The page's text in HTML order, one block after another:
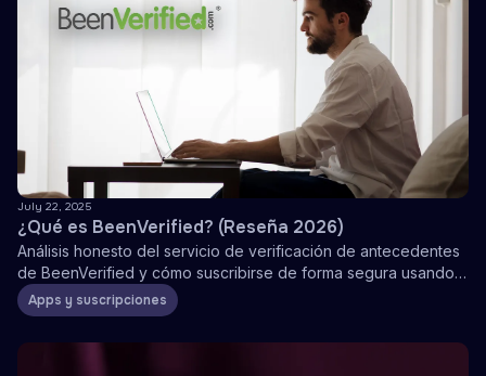
July 22, 2025
¿Qué es BeenVerified? (Reseña 2026)
Análisis honesto del servicio de verificación de antecedentes
de BeenVerified y cómo suscribirse de forma segura usando
tarjetas Visa prepagadas
Apps y suscripciones